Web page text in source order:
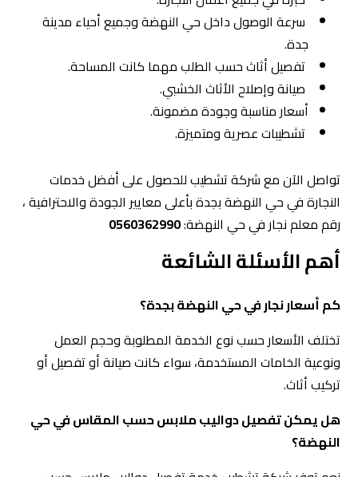
سرعة الوصول داخل حي النهضة وجميع أحياء مدينة
جدة.
تفصيل أثاث حسب الطلب مهما كانت المساحة.
صيانة وإصلاح الأثاث الخشبي.
أسعار مناسبة وجودة مضمونة.
تشطيبات عصرية ومتميزة.
تواصل الآن مع شركة تشطيب للحصول على أفضل خدمات
النجارة في حي النهضة بجدة بأعلى معايير الجودة والاحترافية ،
رقم معلم نجار في حي النهضة:0560362990
أهم الأسئلة الشائعة
كم أسعار نجار في حي النهضة بجدة؟
تختلف الأسعار حسب نوع الخدمة المطلوبة وحجم العمل
ونوعية الخامات المستخدمة، سواء كانت صيانة أو تفصيل أو
تركيب أثاث.
هل يمكن تفصيل دواليب ملابس حسب المقاس في حي
النهضة؟